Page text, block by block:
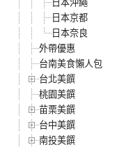
日本京都
日本奈良
外帶優惠
台南美食懶人包
台北美饌
桃園美饌
苗栗美饌
台中美饌
南投美饌